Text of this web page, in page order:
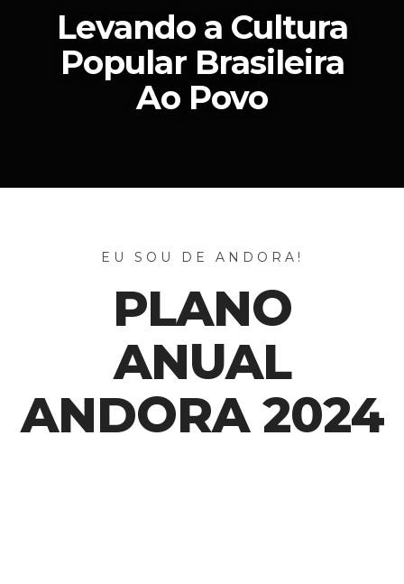
Levando a Cultura
Popular Brasileira
Ao Povo
EU SOU DE ANDORA!
PLANO
ANUAL
ANDORA 2024